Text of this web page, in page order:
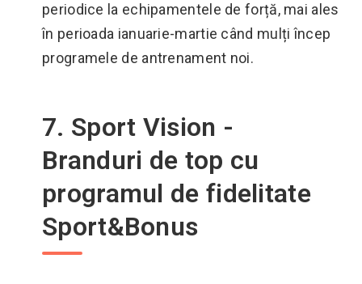
periodice la echipamentele de forță, mai ales
în perioada ianuarie-martie când mulți încep
programele de antrenament noi.
7. Sport Vision -
Branduri de top cu
programul de fidelitate
Sport&Bonus